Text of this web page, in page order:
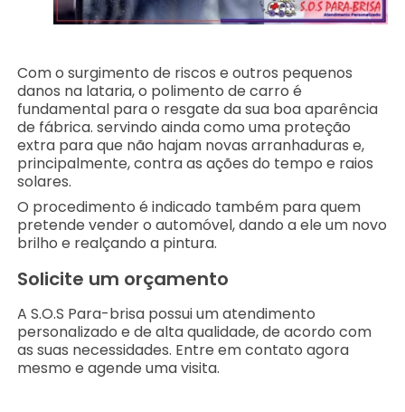
Com o surgimento de riscos e outros pequenos
danos na lataria, o polimento de carro é
fundamental para o resgate da sua boa aparência
de fábrica. servindo ainda como uma proteção
extra para que não hajam novas arranhaduras e,
principalmente, contra as ações do tempo e raios
solares.
O procedimento é indicado também para quem
pretende vender o automóvel, dando a ele um novo
brilho e realçando a pintura.
Solicite um orçamento
A S.O.S Para-brisa possui um atendimento
personalizado e de alta qualidade, de acordo com
as suas necessidades. Entre em contato agora
mesmo e agende uma visita.